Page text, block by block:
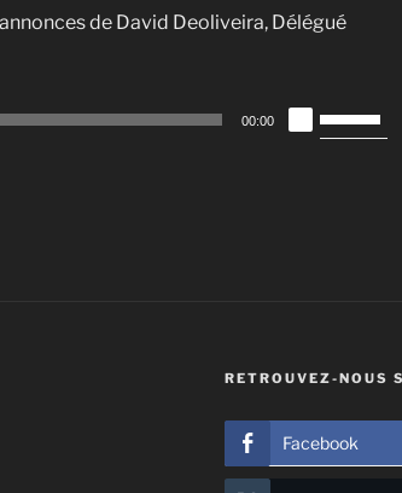
de David Deoliveira, Délégué
00:00
les
volume.
RETROUVEZ-NOUS
Facebook